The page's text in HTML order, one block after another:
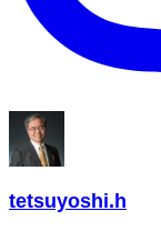
tetsuyoshi.h